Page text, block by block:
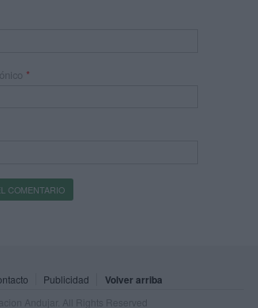
*
Publicidad Volver arriba